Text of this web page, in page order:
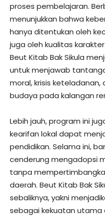
proses pembelajaran.
menunjukkan bahwa
hanya ditentukan oleh
juga oleh kualitas
Beut Kitab Bak Sikula
untuk menjawab
moral, krisis
budaya pada kalangan
Lebih jauh, program ini
kearifan lokal dapat
pendidikan. Selama ini,
cenderung mengadopsi
tanpa
daerah. Beut Kitab Bak
sebaliknya, yakni
sebagai kekuatan